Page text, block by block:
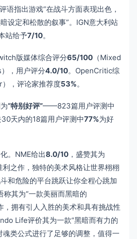
评语指出游戏“在战斗方面表现出色，
设定和松散的叙事”。IGN意大利站
站给予7/10。
版媒体综合评分65/100 （Mixed
，用户评分4.0/10。OpenCritic综
），评论家推荐度53%。
“特别好评”——823篇用户评测中
天内的18篇用户评测中77%为好
。NME给出8.0/10 ，盛赞其为
之作，独特的美术风格让世界栩栩
和危险的平台跳跃让你全程心跳加
其为“一款美丽而黑暗的
拥有引人入胜的美术和具有挑战性
Life评价其为一款“黑暗而有力的
类公式进行了足够的调整，值得一